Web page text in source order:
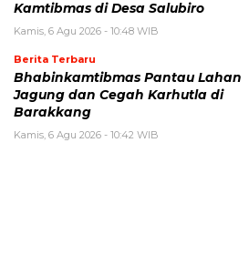
Kamtibmas di Desa Salubiro
Kamis, 6 Agu 2026 - 10:48 WIB
Berita Terbaru
Bhabinkamtibmas Pantau Lahan
Jagung dan Cegah Karhutla di
Barakkang
Kamis, 6 Agu 2026 - 10:42 WIB